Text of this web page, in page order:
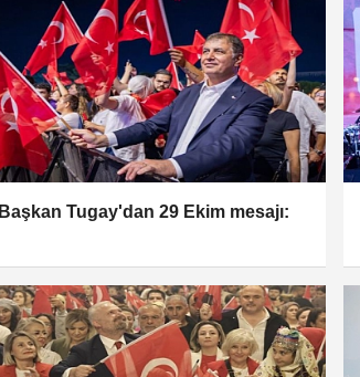
Başkan Tugay'dan 29 Ekim mesajı: